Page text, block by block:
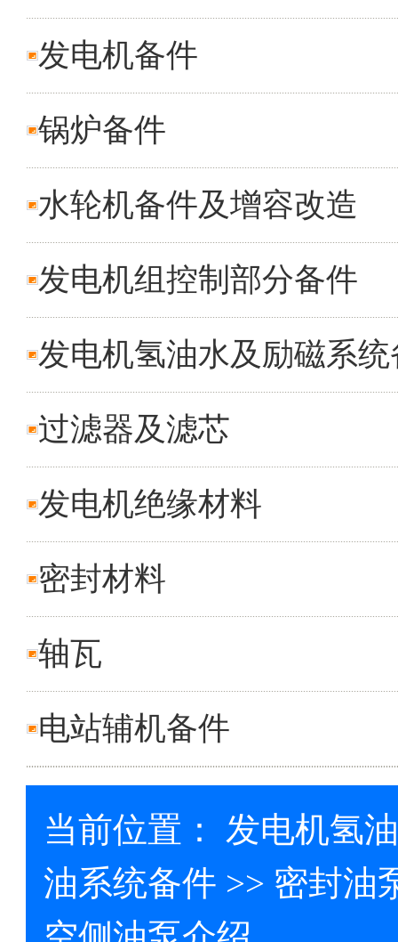
发电机备件
锅炉备件
水轮机备件及增容改造
发电机组控制部分备件
发电机氢油水及励磁系统
过滤器及滤芯
发电机绝缘材料
密封材料
轴瓦
电站辅机备件
当前位置： 发电机氢
油系统备件 >> 密封油